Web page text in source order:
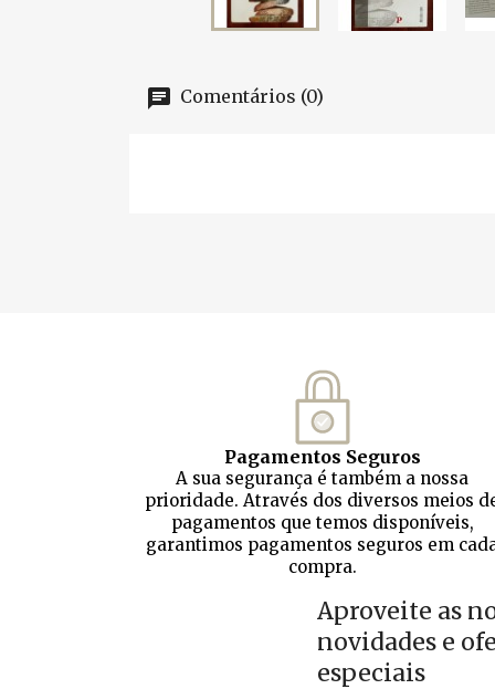
Comentários (0)
Pagamentos Seguros
A sua segurança é também a nossa
prioridade. Através dos diversos meios
pagamentos que temos disponíveis,
garantimos pagamentos seguros em
compra.
Aproveite as
novidades e
especiais